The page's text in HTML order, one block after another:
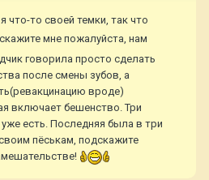
что-то своей темки, так что
мне пожалуйста, нам
говорила просто сделать
после смены зубов, а
вроде)
включает бешенство. Три
есть. Последняя была в три
пёськам, подскажите